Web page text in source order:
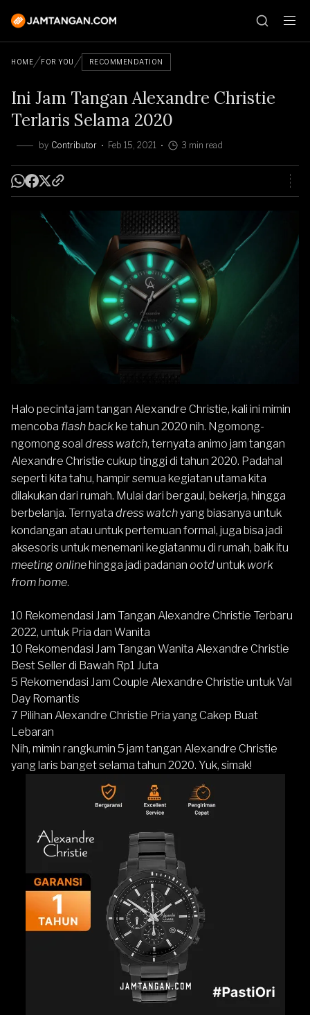
HOME FOR YOU RECOMMENDATION
Ini Jam Tangan Alexandre Christie
Terlaris Selama 2020
by Contributor Feb 15, 2021 3 min read
Halo pecinta jam tangan Alexandre Christie, kali ini mimin
mencoba flash backke tahun 2020 nih. Ngomong-
ngomong soal dress watch, ternyata animo jam tangan
Alexandre Christie cukup tinggi di tahun 2020. Padahal
seperti kita tahu, hampir semua kegiatan utama kita
dilakukan dari rumah. Mulai dari bergaul, bekerja, hingga
berbelanja. Ternyata dress watchyang biasanya untuk
kondangan atau untuk pertemuan formal, juga bisa jadi
aksesoris untuk menemani kegiatanmu di rumah, baik itu
meeting onlinehingga jadi padanan ootduntuk work
from home.
10 Rekomendasi Jam Tangan Alexandre Christie Terbaru
2022, untuk Pria dan Wanita
10 Rekomendasi Jam Tangan Wanita Alexandre Christie
Best Seller di Bawah Rp1 Juta
5 Rekomendasi Jam Couple Alexandre Christie untuk Val
Day Romantis
7 Pilihan Alexandre Christie Pria yang Cakep Buat
Lebaran
Nih, mimin rangkumin 5 jam tangan Alexandre Christie
yang laris banget selama tahun 2020. Yuk, simak!